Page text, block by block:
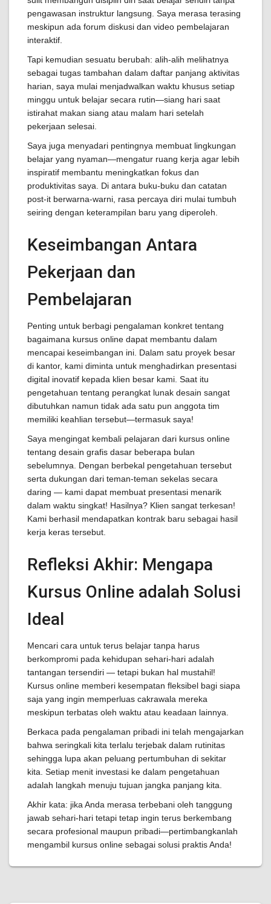
pengawasan instruktur langsung. Saya merasa terasing
meskipun ada forum diskusi dan video pembelajaran
interaktif.
Tapi kemudian sesuatu berubah: alih-alih melihatnya
sebagai tugas tambahan dalam daftar panjang aktivitas
harian, saya mulai menjadwalkan waktu khusus setiap
minggu untuk belajar secara rutin—siang hari saat
istirahat makan siang atau malam hari setelah
pekerjaan selesai.
Saya juga menyadari pentingnya membuat lingkungan
belajar yang nyaman—mengatur ruang kerja agar lebih
inspiratif membantu meningkatkan fokus dan
produktivitas saya. Di antara buku-buku dan catatan
post-it berwarna-warni, rasa percaya diri mulai tumbuh
seiring dengan keterampilan baru yang diperoleh.
Keseimbangan Antara
Pekerjaan dan
Pembelajaran
Penting untuk berbagi pengalaman konkret tentang
bagaimana kursus online dapat membantu dalam
mencapai keseimbangan ini. Dalam satu proyek besar
di kantor, kami diminta untuk menghadirkan presentasi
digital inovatif kepada klien besar kami. Saat itu
pengetahuan tentang perangkat lunak desain sangat
dibutuhkan namun tidak ada satu pun anggota tim
memiliki keahlian tersebut—termasuk saya!
Saya mengingat kembali pelajaran dari kursus online
tentang desain grafis dasar beberapa bulan
sebelumnya. Dengan berbekal pengetahuan tersebut
serta dukungan dari teman-teman sekelas secara
daring — kami dapat membuat presentasi menarik
dalam waktu singkat! Hasilnya? Klien sangat terkesan!
Kami berhasil mendapatkan kontrak baru sebagai hasil
kerja keras tersebut.
Refleksi Akhir: Mengapa
Kursus Online adalah Solusi
Ideal
Mencari cara untuk terus belajar tanpa harus
berkompromi pada kehidupan sehari-hari adalah
tantangan tersendiri — tetapi bukan hal mustahil!
Kursus online memberi kesempatan fleksibel bagi siapa
saja yang ingin memperluas cakrawala mereka
meskipun terbatas oleh waktu atau keadaan lainnya.
Berkaca pada pengalaman pribadi ini telah mengajarkan
bahwa seringkali kita terlalu terjebak dalam rutinitas
sehingga lupa akan peluang pertumbuhan di sekitar
kita. Setiap menit investasi ke dalam pengetahuan
adalah langkah menuju tujuan jangka panjang kita.
Akhir kata: jika Anda merasa terbebani oleh tanggung
jawab sehari-hari tetapi tetap ingin terus berkembang
secara profesional maupun pribadi—pertimbangkanlah
mengambil kursus online sebagai solusi praktis Anda!